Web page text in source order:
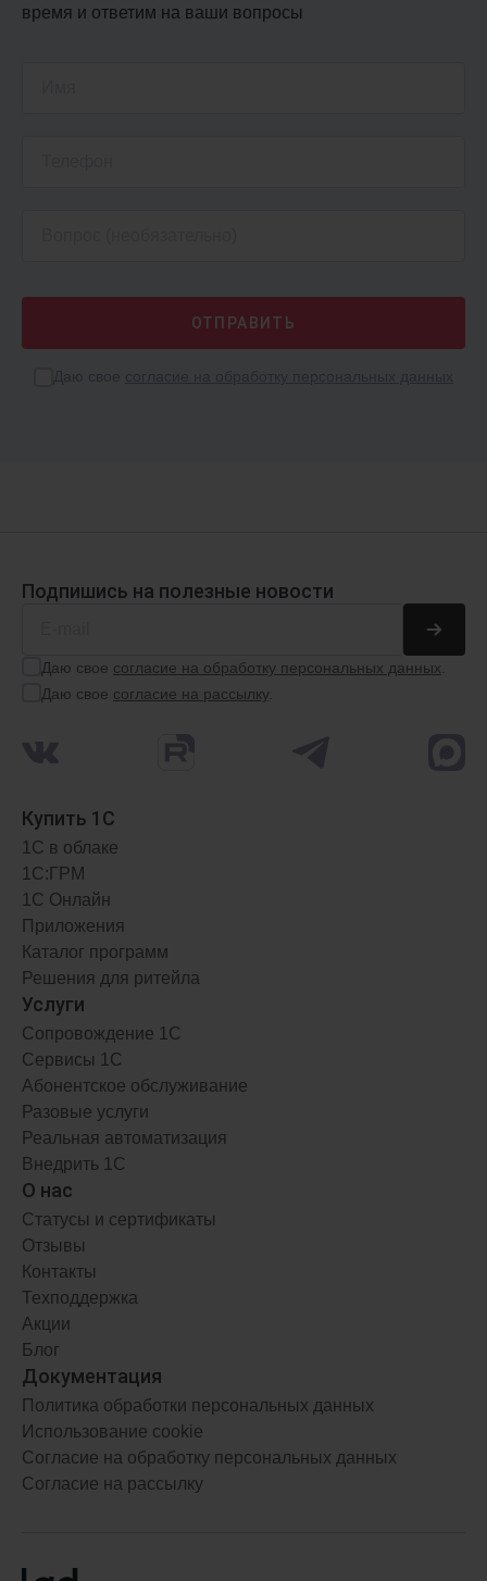
1С:Розница 8
Автоматизируй торговую точку
АРЕНДА
от 1509 ₽
время и ответим на ваши вопросы
Подпишись на полезные новости
Даю свое согласие на обработку персональных данных
Даю свое согласие на рассылку.
Купить 1С
1С в облаке
1С:ГРМ
1С Онлайн
Приложения
Каталог программ
Решения для ритейла
Услуги
Сопровождение 1С
Сервисы 1С
Абонентское обслуживание
Разовые услуги
Реальная автоматизация
Внедрить 1С
О нас
Статусы и сертификаты
Отзывы
Контакты
Техподдержка
Акции
Блог
Документация
Политика обработки персональных данных
Использование cookie
Согласие на обработку персональных данных
Согласие на рассылку